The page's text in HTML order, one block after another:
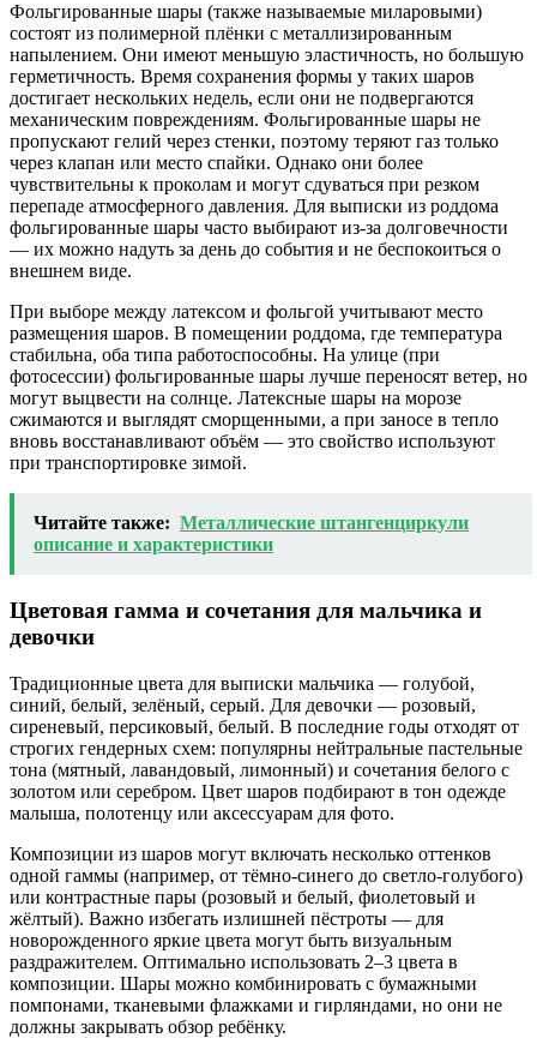
Фольгированные шары (также называемые миларовыми)
состоят из полимерной плёнки с металлизированным
напылением. Они имеют меньшую эластичность, но большую
герметичность. Время сохранения формы у таких шаров
достигает нескольких недель, если они не подвергаются
механическим повреждениям. Фольгированные шары не
пропускают гелий через стенки, поэтому теряют газ только
через клапан или место спайки. Однако они более
чувствительны к проколам и могут сдуваться при резком
перепаде атмосферного давления. Для выписки из роддома
фольгированные шары часто выбирают из-за долговечности
— их можно надуть за день до события и не беспокоиться о
внешнем виде.
При выборе между латексом и фольгой учитывают место
размещения шаров. В помещении роддома, где температура
стабильна, оба типа работоспособны. На улице (при
фотосессии) фольгированные шары лучше переносят ветер, но
могут выцвести на солнце. Латексные шары на морозе
сжимаются и выглядят сморщенными, а при заносе в тепло
вновь восстанавливают объём — это свойство используют
при транспортировке зимой.
Читайте также: Металлические штангенциркули
описание и характеристики
Цветовая гамма и сочетания для мальчика и
девочки
Традиционные цвета для выписки мальчика — голубой,
синий, белый, зелёный, серый. Для девочки — розовый,
сиреневый, персиковый, белый. В последние годы отходят от
строгих гендерных схем: популярны нейтральные пастельные
тона (мятный, лавандовый, лимонный) и сочетания белого с
золотом или серебром. Цвет шаров подбирают в тон одежде
малыша, полотенцу или аксессуарам для фото.
Композиции из шаров могут включать несколько оттенков
одной гаммы (например, от тёмно-синего до светло-голубого)
или контрастные пары (розовый и белый, фиолетовый и
жёлтый). Важно избегать излишней пёстроты — для
новорожденного яркие цвета могут быть визуальным
раздражителем. Оптимально использовать 2–3 цвета в
композиции. Шары можно комбинировать с бумажными
помпонами, тканевыми флажками и гирляндами, но они не
должны закрывать обзор ребёнку.